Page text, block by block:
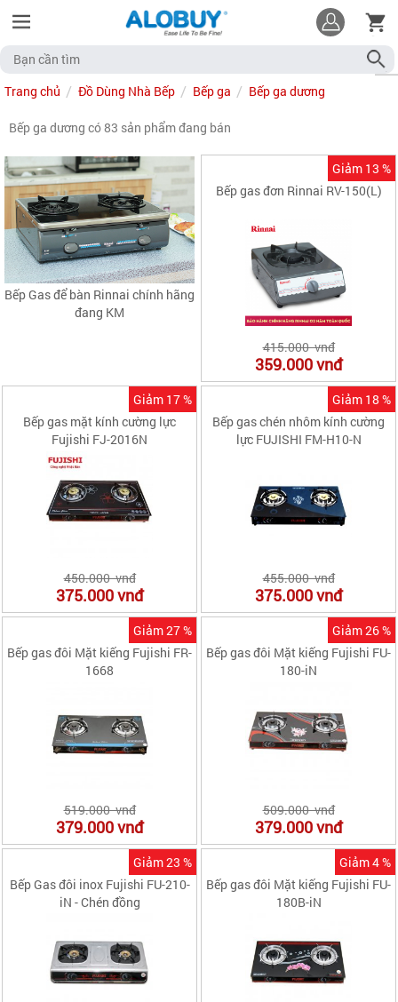
Trang chủ Đồ Dùng Nhà Bếp Bếp ga Bếp ga dương
Bếp ga dương có 83 sản phẩm đang bán
Bếp Gas để bàn Rinnai chính hãng
đang KM
Bếp gas đơn Rinnai RV-150(L)
415.000 vnđ
359.000vnđ
Giảm 13 %
Bếp gas mặt kính cường lực
Fujishi FJ-2016N
450.000 vnđ
375.000vnđ
Giảm 17 %
Bếp gas chén nhôm kính cường
lực FUJISHI FM-H10-N
455.000 vnđ
375.000vnđ
Giảm 18 %
Bếp gas đôi Mặt kiếng Fujishi FR-
1668
519.000 vnđ
379.000vnđ
Giảm 27 %
Bếp gas đôi Mặt kiếng Fujishi FU-
180-iN
509.000 vnđ
379.000vnđ
Giảm 26 %
Bếp Gas đôi inox Fujishi FU-210-
iN - Chén đồng
Giảm 23 %
Bếp gas đôi Mặt kiếng Fujishi FU-
180B-iN
Giảm 4 %